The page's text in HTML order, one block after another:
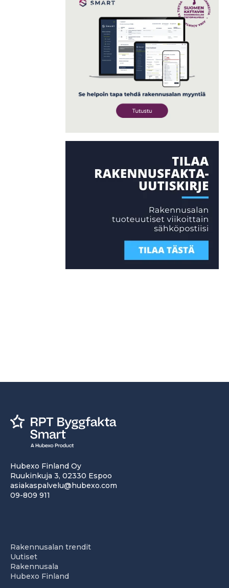
Hubexo Finland Oy
Ruukinkuja 3, 02330 Espoo
asiakaspalvelu@hubexo.com
09-809 911
Rakennusalan trendit
Uutiset
Rakennusala
Hubexo Finland